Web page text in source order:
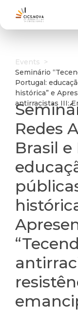
Events >
Seminário
Portugal:
histórica” e
antirracistas III:
Redes
Brasil